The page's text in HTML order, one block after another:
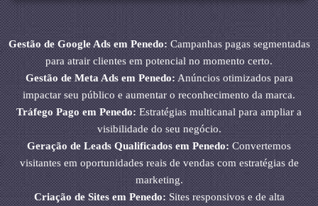
Gestão de Google Ads em Penedo:Campanhas pagas segmentadas
para atrair clientes em potencial no momento certo.
Gestão de Meta Ads em Penedo:Anúncios otimizados para
impactar seu público e aumentar o reconhecimento da marca.
Tráfego Pago em Penedo:Estratégias multicanal para ampliar a
visibilidade do seu negócio.
Geração de Leads Qualificados em Penedo:Convertemos
visitantes em oportunidades reais de vendas com estratégias de
marketing.
Criação de Sites em Penedo:Sites responsivos e de alta